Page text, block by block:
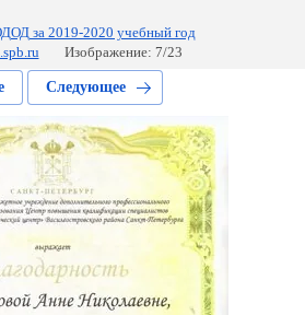
за 2019-2020 учебный год
Изображение: 7/23
Следующее